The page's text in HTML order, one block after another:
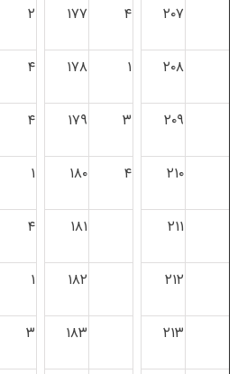
۲۰۷ ۴ ۱۷۷ ۲
۲۰۸ ۱ ۱۷۸ ۴
۲۰۹ ۳ ۱۷۹ ۴
۲۱۰ ۴ ۱۸۰ ۱
۲۱۱ ۱۸۱ ۴
۲۱۲ ۱۸۲ ۱
۲۱۳ ۱۸۳ ۳